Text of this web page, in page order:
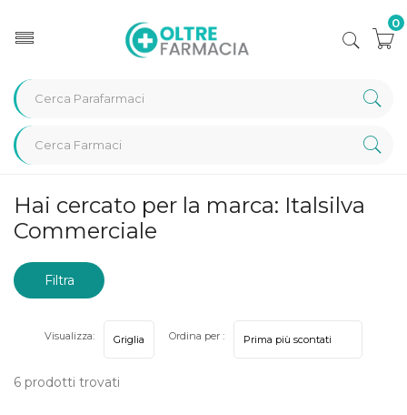
0
Home Marche parafarmaci Italsilva Commerciale
Hai cercato per la marca: Italsilva
Commerciale
Filtra
6 prodotti trovati
Visualizza: Ordina per :